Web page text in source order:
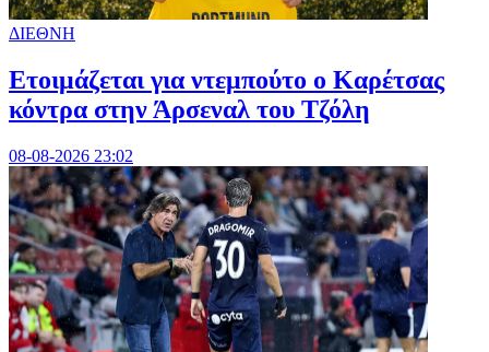
ΔΙΕΘΝΗ
Ετοιμάζεται για ντεμπούτο ο Καρέτσας
κόντρα στην Άρσεναλ του Τζόλη
08-08-2026 23:02